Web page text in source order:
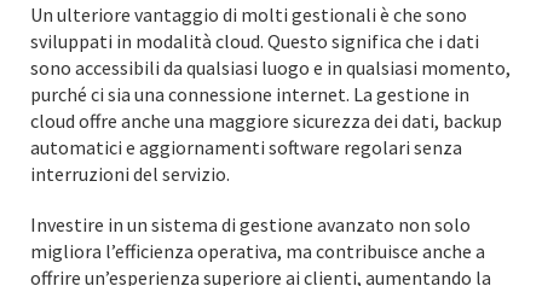
Un ulteriore vantaggio di molti gestionali è che sono
sviluppati in modalità cloud. Questo significa che i dati
sono accessibili da qualsiasi luogo e in qualsiasi momento,
purché ci sia una connessione internet. La gestione in
cloud offre anche una maggiore sicurezza dei dati, backup
automatici e aggiornamenti software regolari senza
interruzioni del servizio.
Investire in un sistema di gestione avanzato non solo
migliora l’efficienza operativa, ma contribuisce anche a
offrire un’esperienza superiore ai clienti, aumentando la